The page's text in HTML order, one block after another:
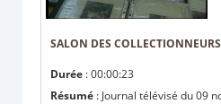
SALON DES
Durée : 00:00:23
Résumé : Journal télévisé du 09